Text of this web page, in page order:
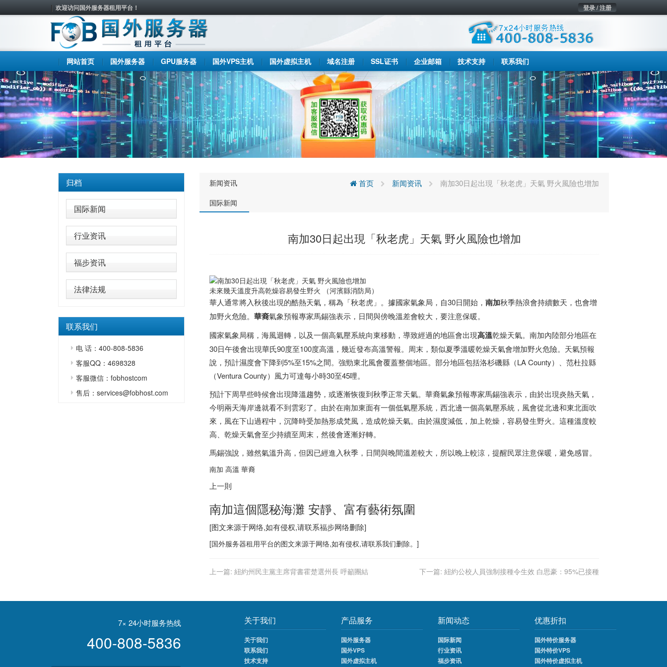
欢迎访问国外服务器租用平台！ 登录 / 注册
网站首页 国外服务器 GPU服务器 国外VPS主机 国外虚拟主机 域名注册 SSL证书 企业邮箱 技术支持 联系我们
归档
国际新闻
行业资讯
福步资讯
法律法规
联系我们
电 话：400-808-5836
客服QQ：4698328
客服微信：fobhostcom
售后：services@fobhost.com
新闻资讯
国际新闻
首页 新闻资讯 南加30日起出現「秋老虎」天氣 野火風險也增加
南加30日起出現「秋老虎」天氣 野火風險也增加
未來幾天溫度升高乾燥容易發生野火 （河濱縣消防局）
華人通常將入秋後出現的酷熱天氣，稱為「秋老虎」。據國家氣象局，自30日開始， 南加秋季熱浪會持續數天，也會增
加野火危險。 華裔氣象預報專家馬錫強表示，日間與傍晚溫差會較大，要注意保暖。
國家氣象局稱，海風迴轉，以及一個高氣壓系統向東移動，導致經過的地區會出現高溫乾燥天氣。南加內陸部分地區在
30日午後會出現華氏90度至100度高溫，幾近發布高溫警報。周末，類似夏季溫暖乾燥天氣會增加野火危險。天氣預報
說，預計濕度會下降到5%至15%之間。強勁東北風會覆蓋整個地區。部分地區包括洛杉磯縣（LA County）、范杜拉縣
（Ventura County）風力可達每小時30至45哩。
預計下周早些時候會出現降溫趨勢，或逐漸恢復到秋季正常天氣。華裔氣象預報專家馬錫強表示，由於出現炎熱天氣，
今明兩天海岸邊就看不到雲彩了。由於在南加東面有一個低氣壓系統，西北邊一個高氣壓系統，風會從北邊和東北面吹
來，風在下山過程中，沉降時受加熱形成梵風，造成乾燥天氣。由於濕度減低，加上乾燥，容易發生野火。這種溫度較
高、乾燥天氣會至少持續至周末，然後會逐漸好轉。
馬錫強說，雖然氣溫升高，但因已經進入秋季，日間與晚間溫差較大，所以晚上較涼，提醒民眾注意保暖，避免感冒。
南加 高溫 華裔
上一則
南加這個隱秘海灘 安靜、富有藝術氛圍
[图文来源于网络,如有侵权,请联系福步网络删除]
[国外服务器租用平台的图文来源于网络,如有侵权,请联系我们删除。]
上一篇: 紐約州民主黨主席背書霍楚選州長 呼籲團結 下一篇: 紐約公校人員強制接種令生效 白思豪：95%已接種
7× 24小时服务热线
400-808-5836
关于我们
关于我们
联系我们
技术支持
产品服务
国外服务器
国外VPS
国外虚拟主机
新闻动态
国际新闻
行业资讯
福步资讯
优惠折扣
国外特价服务器
国外特价VPS
国外特价虚拟主机